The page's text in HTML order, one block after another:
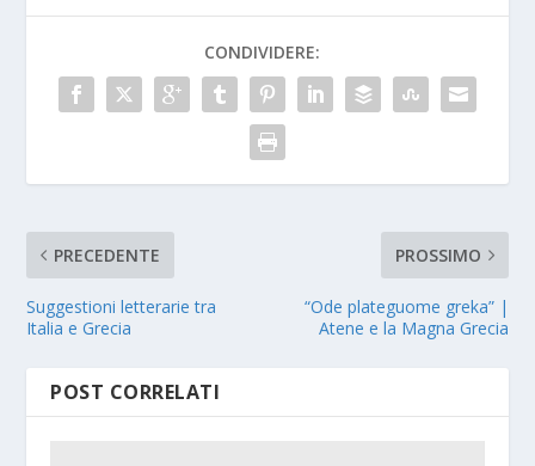
CONDIVIDERE:
PRECEDENTE
Suggestioni letterarie tra
Italia e Grecia
PROSSIMO
“Ode plateguome greka” |
Atene e la Magna Grecia
POST CORRELATI